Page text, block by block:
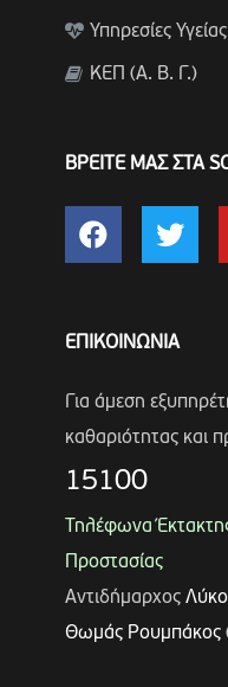
Υπηρεσίες
ΚΕΠ (Α. Β. Γ.)
ΒΡΕΙΤΕ ΜΑΣ ΣΤΑ
ΕΠΙΚΟΙΝΩΝΙΑ
Για άμεση
καθαριότητας και
15100
Τηλέφωνα
Προστασίας
Αντιδήμαρχος
Θωμάς Ρουμπάκος